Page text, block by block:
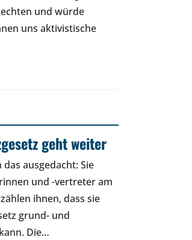
und würde
uns aktivistische
geht weiter
ausgedacht: Sie
und -vertreter am
ihnen, dass sie
grund- und
Die…